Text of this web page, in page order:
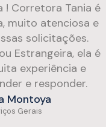
Montoya
Gerais
! Corretora Tania é
muito atenciosa e
solicitações.
Estrangeira, ela é
experiência e
e responder.